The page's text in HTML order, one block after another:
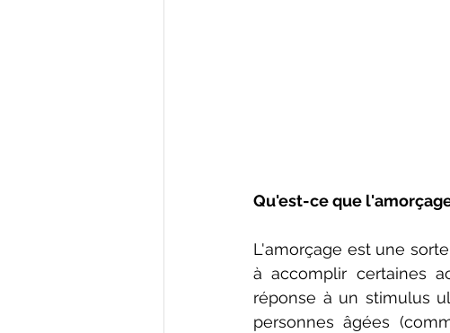
Qu'est-ce que
L'amorçage est une
à accomplir certaines
réponse à un stimulus
personnes âgées